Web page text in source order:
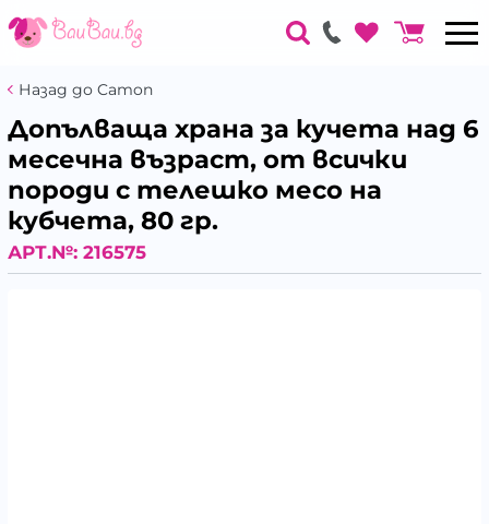
Назад до Camon
Допълваща храна за кучета над 6
месечна възраст, от всички
породи с телешко месо на
кубчета, 80 гр.
АРТ.№: 216575